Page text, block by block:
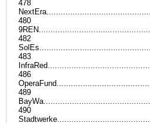
478
480
482
483
486
489
490